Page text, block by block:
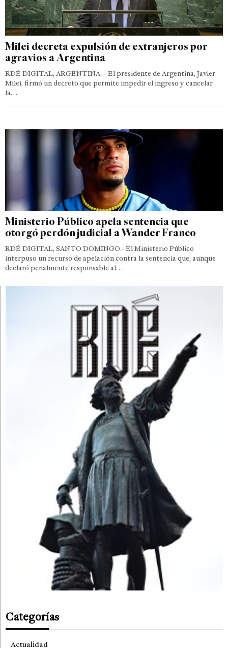
Milei decreta expulsión de extranjeros por
agravios a Argentina
RDÉ DIGITAL, ARGENTINA.– El presidente de Argentina, Javier
Milei, firmó un decreto que permite impedir el ingreso y cancelar
la…
Ministerio Público apela sentencia que
otorgó perdón judicial a Wander Franco
RDÉ DIGITAL, SANTO DOMINGO.- El Ministerio Público
interpuso un recurso de apelación contra la sentencia que, aunque
declaró penalmente responsable al…
Categorías
Actualidad